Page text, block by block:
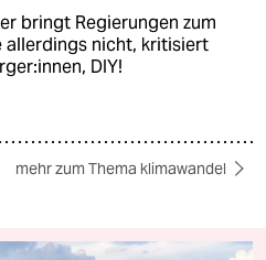
bringt Regierungen zum
allerdings nicht, kritisiert
DIY!
mehr zum Thema klimawandel